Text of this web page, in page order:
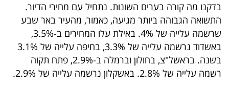
עקבו
אחרינו:
בדקנו מה קורה בערים השונות. נתחיל עם מחירי הדיור.
התשואה הגבוהה ביותר מגיעה, כאמור, מהעיר באר שבע
שרשמה עלייה של 4%. באילת עלו המחירים ב-3.5%,
באשדוד נרשמה עלייה של 3.3%, בחיפה עלייה של 3.1%
בשנה. בראשל"צ, בחולון וברמלה ב-2.9%, פתח תקוה
רשמה עלייה של 2.8%. באשקלון נרשמה עלייה של 2.9%.